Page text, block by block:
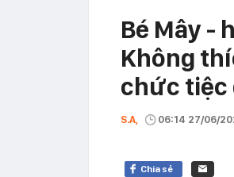
Bé Mây -
Không
chức tiệc
S.A, 06:14 27/06/
Chia sẻ